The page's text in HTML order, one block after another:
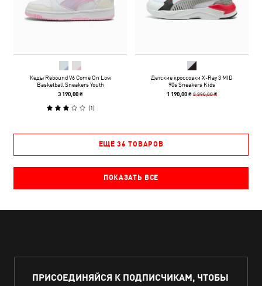
Кеды Rebound V6 Come On Low
Basketball Sneakers Youth
3 190,00 ₴
(1)
Детские кроссовки X-Ray 3 MID
90s Sneakers Kids
1 190,00 ₴2 390,00 ₴
ЕЩЁ 36 ТОВАРОВ
ПОКАЗАТЬ ВСЕ
ПРИСОЕДИНЯЙСЯ К ПОДПИСЧИКАМ, ЧТОБЫ